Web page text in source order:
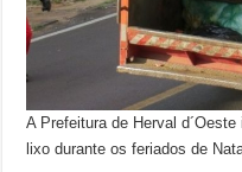
A Prefeitura de Herval
lixo durante os feriados de